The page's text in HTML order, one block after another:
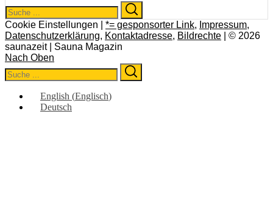
Search
for:
Cookie Einstellungen | *= gesponsorter Link, Impressum,
Datenschutzerklärung, Kontaktadresse, Bildrechte | © 2026
saunazeit | Sauna Magazin
Nach Oben
Search
for:
English (Englisch)
Deutsch